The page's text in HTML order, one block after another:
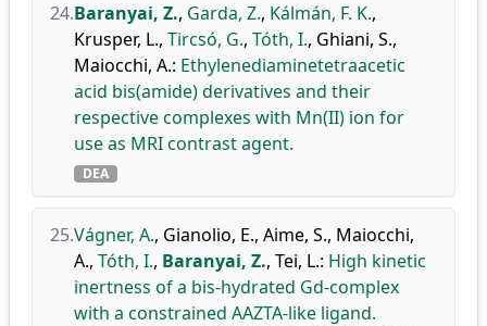
24.Baranyai, Z., Garda, Z., Kálmán, F. K.,
Krusper, L., Tircsó, G., Tóth, I., Ghiani, S.,
Maiocchi, A.: Ethylenediaminetetraacetic
acid bis(amide) derivatives and their
respective complexes with Mn(II) ion for
use as MRI contrast agent.
DEA
25.Vágner, A., Gianolio, E., Aime, S., Maiocchi,
A., Tóth, I., Baranyai, Z., Tei, L.: High kinetic
inertness of a bis-hydrated Gd-complex
with a constrained AAZTA-like ligand.